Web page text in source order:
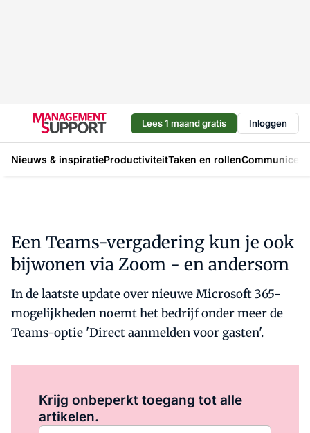
Lees 1 maand gratis Inloggen
Nieuws & inspiratieProductiviteitTaken en rollen
Een Teams-vergadering kun je ook
bijwonen via Zoom - en andersom
In de laatste update over nieuwe Microsoft 365-
mogelijkheden noemt het bedrijf onder meer de
Teams-optie 'Direct aanmelden voor gasten'.
Krijg onbeperkt toegang tot alle
artikelen.